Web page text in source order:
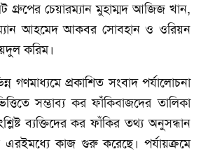
গ্রুপের চেয়ারম্যান মুহাম্মদ আজিজ খান,
আহমেদ আকবর সোবহান ও ওরিয়ন
করিম।
গণমাধ্যমে প্রকাশিত সংবাদ পর্যালোচনা
সম্ভাব্য কর ফাঁকিবাজদের তালিকা
ব্যক্তিদের কর ফাঁকির তথ্য অনুসন্ধান
কাজ গুরু করেছে। পর্যায়ক্রমে